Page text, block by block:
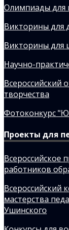
Олимпиады для
Викторины для
Викторины для
Научно-
Всероссийский
творчества
Фотоконкурс
Проекты для
Всероссийское
работников
Всероссийский
мастерства
Ушинского